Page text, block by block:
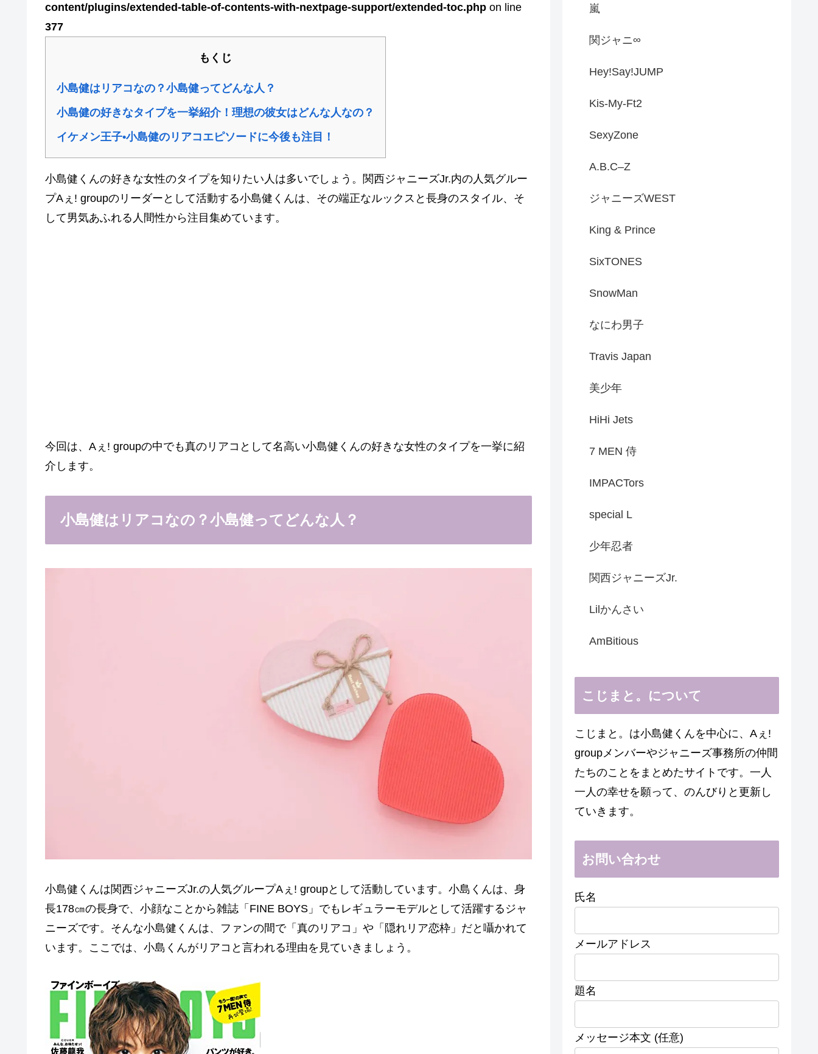
content/plugins/extended-table-of-contents-with-nextpage-support/extended-toc.php on line
377
もくじ
小島健はリアコなの？小島健ってどんな人？
小島健の好きなタイプを一挙紹介！理想の彼女はどんな人なの？
イケメン王子•小島健のリアコエピソードに今後も注目！
小島健くんの好きな女性のタイプを知りたい人は多いでしょう。関西ジャニーズJr.内の人気グルー
プAぇ! groupのリーダーとして活動する小島健くんは、その端正なルックスと長身のスタイル、そ
して男気あふれる人間性から注目集めています。
今回は、Aぇ! groupの中でも真のリアコとして名高い小島健くんの好きな女性のタイプを一挙に紹
介します。
小島健はリアコなの？小島健ってどんな人？
小島健くんは関西ジャニーズJr.の人気グループAぇ! groupとして活動しています。小島くんは、身
長178㎝の長身で、小顔なことから雑誌「FINE BOYS」でもレギュラーモデルとして活躍するジャ
ニーズです。そんな小島健くんは、ファンの間で「真のリアコ」や「隠れリア恋枠」だと囁かれて
います。ここでは、小島くんがリアコと言われる理由を見ていきましょう。
嵐
関ジャニ∞
Hey!Say!JUMP
Kis-My-Ft2
SexyZone
A.B.C–Z
ジャニーズWEST
King & Prince
SixTONES
SnowMan
なにわ男子
Travis Japan
美少年
HiHi Jets
7 MEN 侍
IMPACTors
special L
少年忍者
関西ジャニーズJr.
Lilかんさい
AmBitious
こじまと。について
こじまと。は小島健くんを中心に、Aぇ!
groupメンバーやジャニーズ事務所の仲間
たちのことをまとめたサイトです。一人
一人の幸せを願って、のんびりと更新し
ていきます。
お問い合わせ
氏名
メールアドレス
題名
メッセージ本文 (任意)